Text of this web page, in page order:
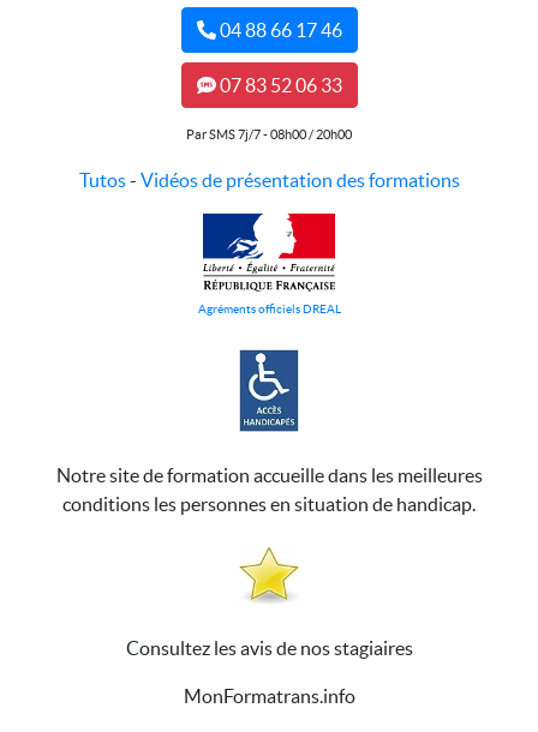
04 88 66 17 46
07 83 52 06 33
Par SMS 7j/7 - 08h00 / 20h00
Tutos- Vidéos de présentation des formations
Agréments officiels DREAL
Notre site de formation accueille dans les meilleures
conditions les personnes en situation de handicap.
Consultez les avis de nos stagiaires
MonFormatrans.info